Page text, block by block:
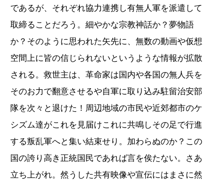
であるが、それぞれ協力連携し有無人軍を派遣して
取締ることだろう。細やかな宗教神話か？夢物語
か？そのように思われた矢先に、無数の動画や仮想
空間上に皆の信じられないというような情報が拡散
される。救世主は、革命家は国内や各国の無人兵を
そのお力で翻意させるや自軍に取り込み駐留治安部
隊を次々と退けた！周辺地域の市民や近郊都市のケ
シズム達がこれを見届けこれに共鳴しその足で行進
する叛乱軍へと集い結束せり。加わらぬのか？この
国の誇り高き正統国民であれば言を俟たない。さあ
立ち上がれ。然うした共有映像や宣伝にはまさに然